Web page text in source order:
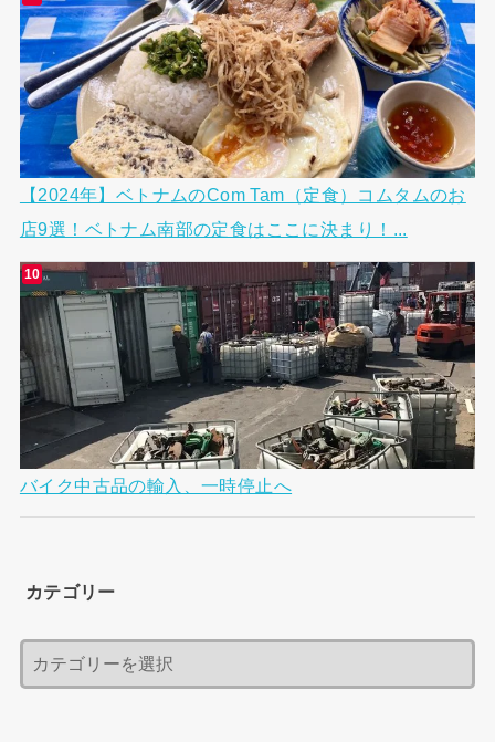
【2024年】ベトナムのCom Tam（定食）コムタムのお
店9選！ベトナム南部の定食はここに決まり！...
バイク中古品の輸入、一時停止へ
カテゴリー